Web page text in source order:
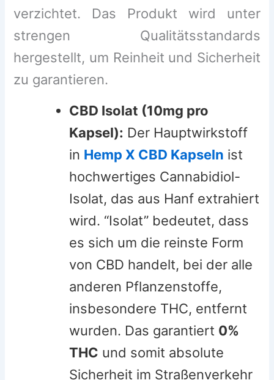
verzichtet. Das Produkt wird unter
strengen Qualitätsstandards
hergestellt, um Reinheit und Sicherheit
zu garantieren.
CBD Isolat (10mg pro
Kapsel): Der Hauptwirkstoff
in Hemp X CBD Kapseln ist
hochwertiges Cannabidiol-
Isolat, das aus Hanf extrahiert
wird. “Isolat” bedeutet, dass
es sich um die reinste Form
von CBD handelt, bei der alle
anderen Pflanzenstoffe,
insbesondere THC, entfernt
wurden. Das garantiert 0%
THC und somit absolute
Sicherheit im Straßenverkehr